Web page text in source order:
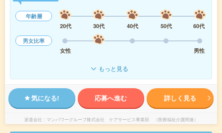
年齢層
20代
30代 40代 50代
60代
男女比率
女性
男性
もっと見る
気になる! 応募へ進む 詳しく見る
派遣会社 マンパワーグループ株式会社 ケアサービス事業部 （医療福祉介護関連）